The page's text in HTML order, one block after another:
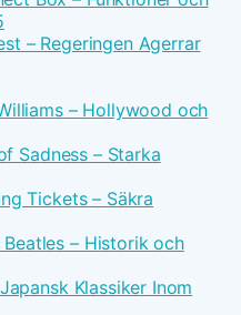
– Regeringen Agerrar
– Hollywood och
Sadness – Starka
Tickets – Säkra
– Historik och
Klassiker Inom